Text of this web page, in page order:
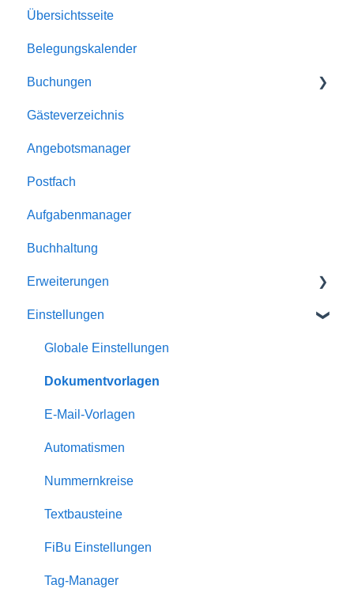
Automatismen
Dokumente
E-Mailversand
Kalender
Unterkünfte
Homepage-Module
Rabatte
Schnittstellen
Übersichtsseite
Belegungskalender
Buchungen
Buchungen
Reservierungen
Angebote
Gästeverzeichnis
Angebotsmanager
Postfach
Aufgabenmanager
Buchhaltung
Erweiterungen
Homepage-Module
Channelmanager
Statistiken
Gästemappe
Dienstleister
Eigentümer
Bewertungen
Rabatte
Zuschläge
Einstellungen
Globale Einstellungen
Dokumentvorlagen
E-Mail-Vorlagen
Automatismen
Nummernkreise
Textbausteine
FiBu Einstellungen
Tag-Manager